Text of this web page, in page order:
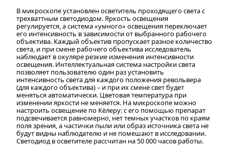
В микроскопе установлен осветитель проходящего света с
трехваттным светодиодом. Яркость освещения
регулируется, а система «умного» освещения переключает
его интенсивность в зависимости от выбранного рабочего
объектива. Каждый объектив пропускает разное количество
света, и при смене рабочего объектива исследователь
наблюдает в окуляре резкие изменения интенсивности
освещения. Интеллектуальная система настройки света
позволяет пользователю один раз установить
интенсивность света для каждого положения револьвера
(для каждого объектива) – и при их смене свет будет
меняться автоматически. Цветовая температура при
изменении яркости не меняется. На микроскопе можно
настроить освещение по Кёлеру: с его помощью препарат
подсвечивается равномерно, нет темных участков по краям
поля зрения, а частички пыли или образ источника света не
будут видны наблюдателю и не помешают в исследовании.
Светодиод в осветителе рассчитан на 50 000 часов работы.